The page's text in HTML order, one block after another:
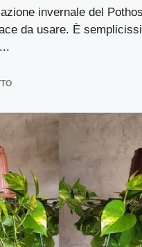
invernale del
da usare. È